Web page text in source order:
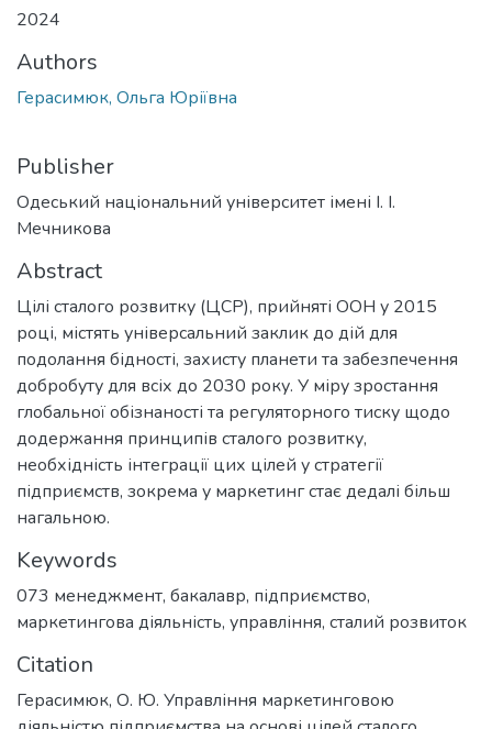
2024
Authors
Герасимюк, Ольга Юріївна
Publisher
Одеський національний університет імені І. І.
Мечникова
Abstract
Цілі сталого розвитку (ЦСР), прийняті ООН у 2015
році, містять універсальний заклик до дій для
подолання бідності, захисту планети та забезпечення
добробуту для всіх до 2030 року. У міру зростання
глобальної обізнаності та регуляторного тиску щодо
додержання принципів сталого розвитку,
необхідність інтеграції цих цілей у стратегії
підприємств, зокрема у маркетинг стає дедалі більш
нагальною.
Keywords
073 менеджмент, бакалавр, підприємство,
маркетингова діяльність, управління, сталий розвиток
Citation
Герасимюк, О. Ю. Управління маркетинговою